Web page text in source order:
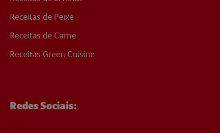
Receitas de Peixe
Receitas de Carne
Receitas Green Cuisine
Redes Sociais: